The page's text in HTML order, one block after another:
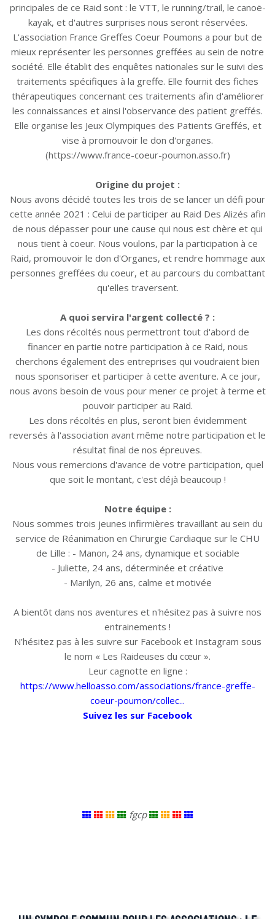
principales de ce Raid sont : le VTT, le running/trail, le canoë-
kayak, et d'autres surprises nous seront réservées.
L'association France Greffes Coeur Poumons a pour but de
mieux représenter les personnes greffées au sein de notre
société. Elle établit des enquêtes nationales sur le suivi des
traitements spécifiques à la greffe. Elle fournit des fiches
thérapeutiques concernant ces traitements afin d'améliorer
les connaissances et ainsi l'observance des patient greffés.
Elle organise les Jeux Olympiques des Patients Greffés, et
vise à promouvoir le don d'organes.
(https://www.france-coeur-poumon.asso.fr)
Origine du projet :
Nous avons décidé toutes les trois de se lancer un défi pour
cette année 2021 : Celui de participer au Raid Des Alizés afin
de nous dépasser pour une cause qui nous est chère et qui
nous tient à coeur. Nous voulons, par la participation à ce
Raid, promouvoir le don d'Organes, et rendre hommage aux
personnes greffées du coeur, et au parcours du combattant
qu'elles traversent.
A quoi servira l'argent collecté ? :
Les dons récoltés nous permettront tout d'abord de
financer en partie notre participation à ce Raid, nous
cherchons également des entreprises qui voudraient bien
nous sponsoriser et participer à cette aventure. A ce jour,
nous avons besoin de vous pour mener ce projet à terme et
pouvoir participer au Raid.
Les dons récoltés en plus, seront bien évidemment
reversés à l'association avant même notre participation et le
résultat final de nos épreuves.
Nous vous remercions d'avance de votre participation, quel
que soit le montant, c'est déjà beaucoup !
Notre équipe :
Nous sommes trois jeunes infirmières travaillant au sein du
service de Réanimation en Chirurgie Cardiaque sur le CHU
de Lille : - Manon, 24 ans, dynamique et sociable
- Juliette, 24 ans, déterminée et créative
- Marilyn, 26 ans, calme et motivée
A bientôt dans nos aventures et n'hésitez pas à suivre nos
entrainements !
N’hésitez pas à les suivre sur Facebook et Instagram sous
le nom « Les Raideuses du cœur ».
Leur cagnotte en ligne :
https://www.helloasso.com/associations/france-greffe-
coeur-poumon/collec...
Suivez les sur Facebook
fgcp